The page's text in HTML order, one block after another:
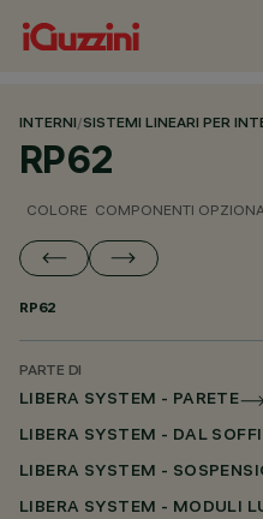
INTERNI/SISTEMI LINEARI PER
RP62
COLORE COMPONENTI
RP62
PARTE DI
LIBERA SYSTEM - PARETE
LIBERA SYSTEM - DAL
LIBERA SYSTEM -
LIBERA SYSTEM - MODULI